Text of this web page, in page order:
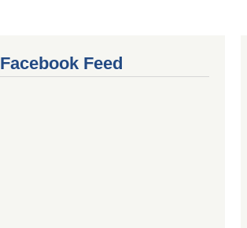
Facebook Feed